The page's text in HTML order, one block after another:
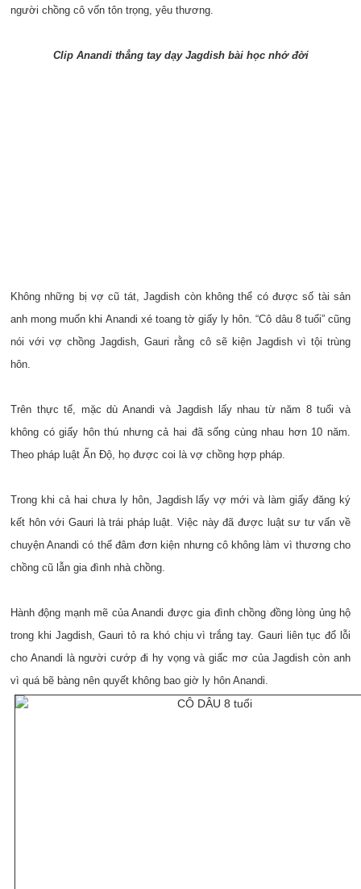
người chồng cô vốn tôn trọng, yêu thương.
Clip Anandi thẳng tay dạy Jagdish bài học nhớ đời
Không những bị vợ cũ tát, Jagdish còn không thể có được số tài sản
anh mong muốn khi Anandi xé toang tờ giấy ly hôn. “Cô dâu 8 tuổi” cũng
nói với vợ chồng Jagdish, Gauri rằng cô sẽ kiện Jagdish vì tội trùng
hôn.
Trên thực tế, mặc dù Anandi và Jagdish lấy nhau từ năm 8 tuổi và
không có giấy hôn thú nhưng cả hai đã sống cùng nhau hơn 10 năm.
Theo pháp luật Ấn Độ, họ được coi là vợ chồng hợp pháp.
Trong khi cả hai chưa ly hôn, Jagdish lấy vợ mới và làm giấy đăng ký
kết hôn với Gauri là trái pháp luật. Việc này đã được luật sư tư vấn về
chuyện Anandi có thể đâm đơn kiện nhưng cô không làm vì thương cho
chồng cũ lẫn gia đình nhà chồng.
Hành động mạnh mẽ của Anandi được gia đình chồng đồng lòng ủng hộ
trong khi Jagdish, Gauri tỏ ra khó chịu vì trắng tay. Gauri liên tục đổ lỗi
cho Anandi là người cướp đi hy vọng và giấc mơ của Jagdish còn anh
vì quá bẽ bàng nên quyết không bao giờ ly hôn Anandi.